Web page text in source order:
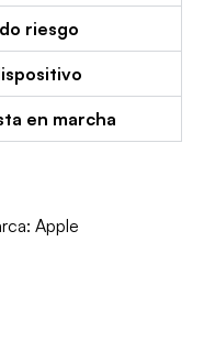
riesgo
en marcha
Apple